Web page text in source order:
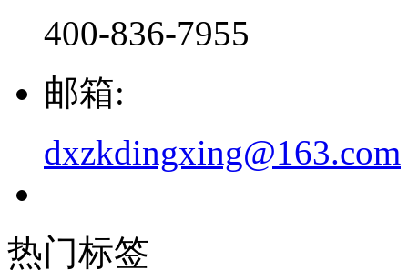
400-836-7955
邮箱:
dxzkdingxing@163.com
热门标签